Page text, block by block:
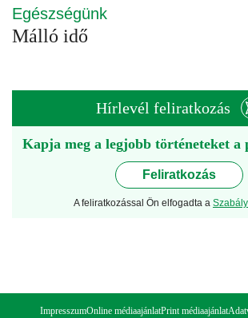
Egészségünk
Málló idő
Hírlevél feliratkozás
Kapja meg a legjobb történeteket a
Feliratkozás
A feliratkozással Ön elfogadta a
ImpresszumOnline médiaajánlatPrint médiaajánlat